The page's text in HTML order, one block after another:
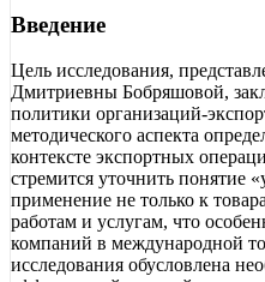
Введение
Цель исследования,
Дмитриевны Бобряшовой,
политики организаций-
методического аспекта
контексте экспортных
стремится уточнить понятие
применение не только к
работам и услугам, что
компаний в международной
исследования обусловлена